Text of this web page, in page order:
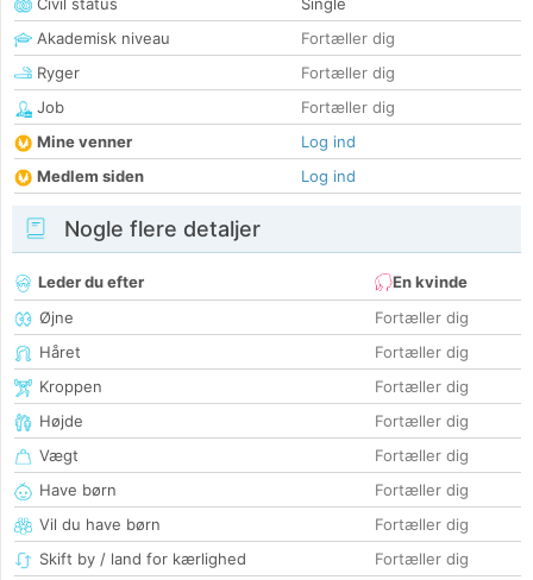
Akademisk niveau
Fortæller dig
Ryger
Fortæller dig
Job
Fortæller dig
Mine venner
Log ind
Medlem siden
Log ind
Nogle flere detaljer
Leder du efter
En kvinde
Øjne
Fortæller dig
Håret
Fortæller dig
Kroppen
Fortæller dig
Højde
Fortæller dig
Vægt
Fortæller dig
Have børn
Fortæller dig
Vil du have børn
Fortæller dig
Skift by / land for kærlighed
Fortæller dig